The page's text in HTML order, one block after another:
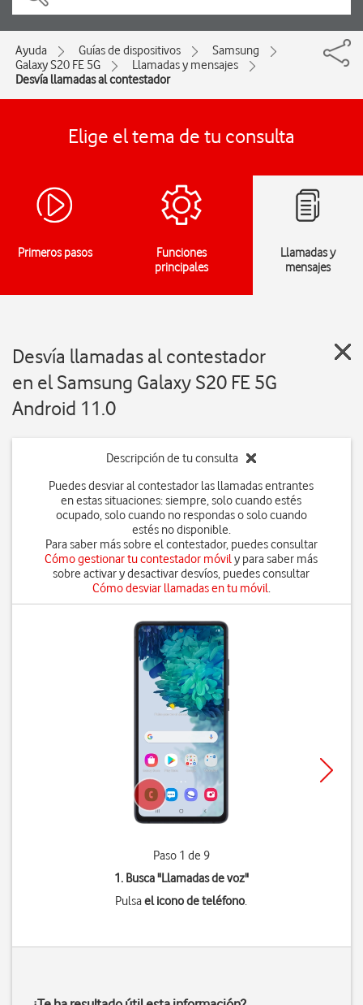
Ayuda Guías de dispositivos
Samsung
Galaxy S20 FE 5G
Llamadas y mensajes
Desvía llamadas al contestador
Elige el tema de tu consulta
Primeros pasos
Funciones
principales
Llamadas y
mensajes
Desvía llamadas al contestador
en el Samsung Galaxy S20 FE 5G
Android 11.0
Descripción de tu consulta
Puedes desviar al contestador las llamadas entrantes
en estas situaciones: siempre, solo cuando estés
ocupado, solo cuando no respondas o solo cuando
estés no disponible.
Para saber más sobre el contestador, puedes consultar
Cómo gestionar tu contestador móvily para saber más
sobre activar y desactivar desvíos, puedes consultar
Cómo desviar llamadas en tu móvil.
Paso 1 de 9
1. Busca "Llamadas de voz"
Pulsael icono de teléfono.